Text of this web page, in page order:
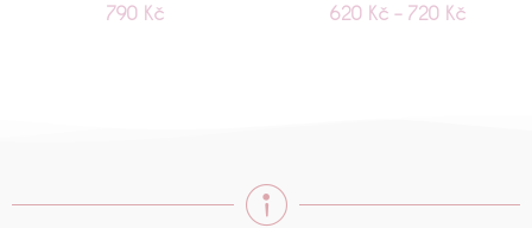
790 Kč
620 Kč – 720 Kč